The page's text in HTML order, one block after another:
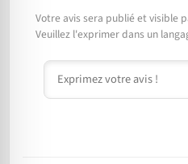
Votre avis sera publié et visible
Veuillez l'exprimer dans un
Commentaire